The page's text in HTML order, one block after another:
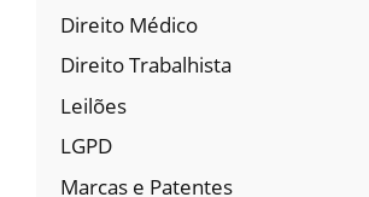
Direito Médico
Direito Trabalhista
Leilões
LGPD
Marcas e Patentes